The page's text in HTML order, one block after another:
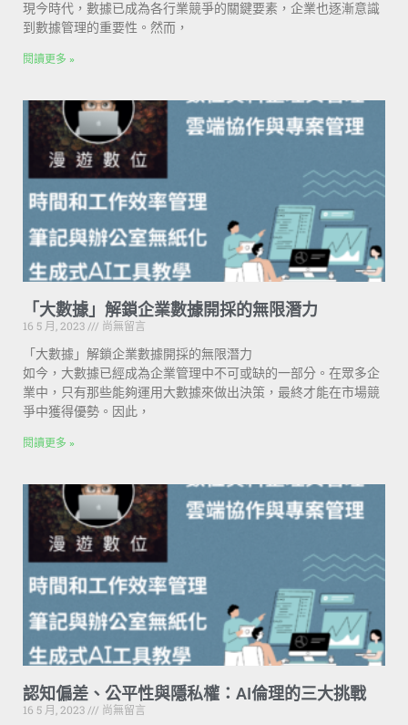
現今時代，數據已成為各行業競爭的關鍵要素，企業也逐漸意識
到數據管理的重要性。然而，
閱讀更多 »
「大數據」解鎖企業數據開採的無限潛力
16 5 月, 2023
尚無留言
「大數據」解鎖企業數據開採的無限潛力
如今，大數據已經成為企業管理中不可或缺的一部分。在眾多企
業中，只有那些能夠運用大數據來做出決策，最終才能在市場競
爭中獲得優勢。因此，
閱讀更多 »
認知偏差、公平性與隱私權：AI倫理的三大挑戰
16 5 月, 2023
尚無留言